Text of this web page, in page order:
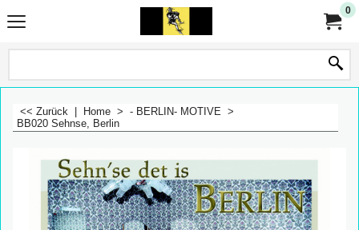
0
<< Zurück Home > - BERLIN- MOTIVE >
BB020 Sehnse, Berlin